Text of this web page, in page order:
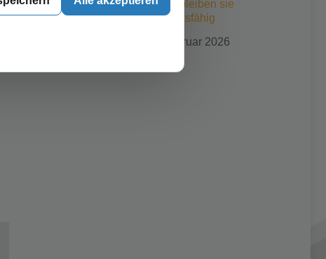
Druck: So bleiben sie
wettbewerbsfähig
25. Februar 2026